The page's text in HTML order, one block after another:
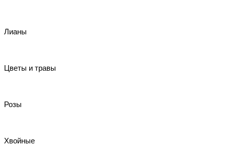
Лианы
Цветы и травы
Розы
Хвойные